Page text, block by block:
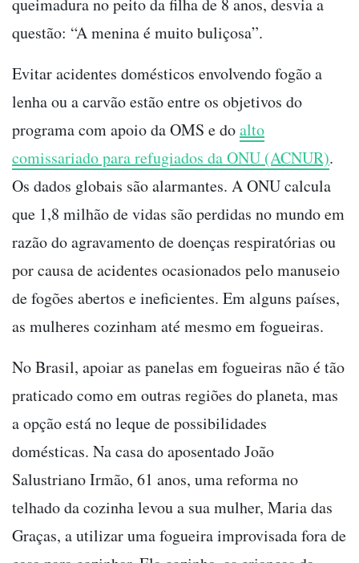
questão: “A menina é muito buliçosa”.
Evitar acidentes domésticos envolvendo fogão a
lenha ou a carvão estão entre os objetivos do
programa com apoio da OMS e doalto
comissariado para refugiados da ONU (ACNUR).
Os dados globais são alarmantes. A ONU calcula
que 1,8 milhão de vidas são perdidas no mundo em
razão do agravamento de doenças respiratórias ou
por causa de acidentes ocasionados pelo manuseio
de fogões abertos e ineficientes. Em alguns países,
as mulheres cozinham até mesmo em fogueiras.
No Brasil, apoiar as panelas em fogueiras não é tão
praticado como em outras regiões do planeta, mas
a opção está no leque de possibilidades
domésticas. Na casa do aposentado João
Salustriano Irmão, 61 anos, uma reforma no
telhado da cozinha levou a sua mulher, Maria das
Graças, a utilizar uma fogueira improvisada fora de